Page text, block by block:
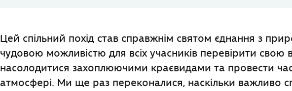
Цей спільний похід став справжнім святом єднання з
чудовою можливістю для всіх учасників перевірити свою
насолодитися захоплюючими краєвидами та провести
атмосфері. Ми ще раз переконалися, наскільки важливо